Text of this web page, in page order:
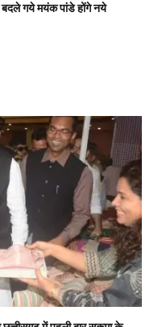
गये मयंक पांडे होंगे नये